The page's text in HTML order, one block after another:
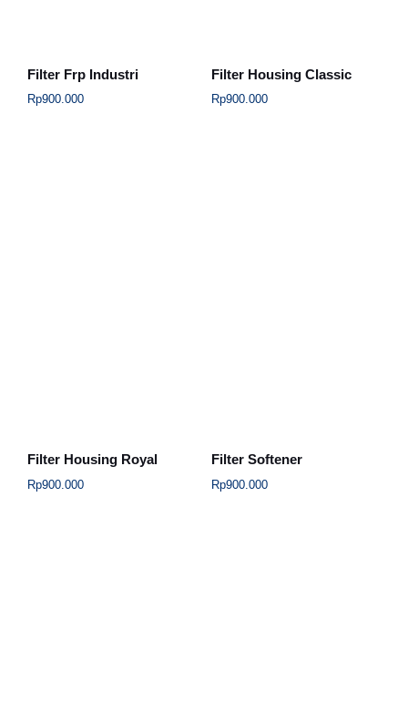
Filter Frp Industri
Rp900.000
Filter Housing Classic
Rp900.000
Filter Housing Royal
Rp900.000
Filter Softener
Rp900.000